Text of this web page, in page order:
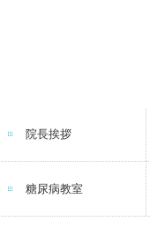
院長挨拶
糖尿病教室